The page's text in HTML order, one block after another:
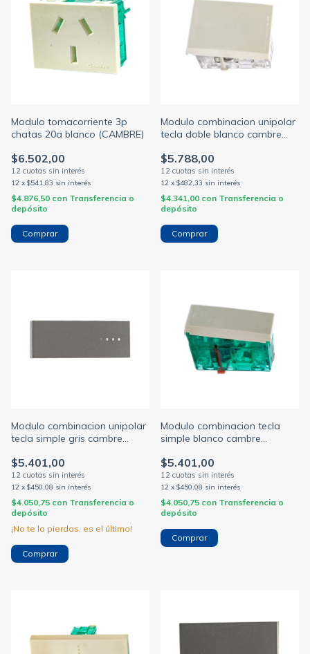
Modulo tomacorriente 3p
chatas 20a blanco (CAMBRE)
$6.502,00
12 x $541,83 sin interés
$4.876,50 con Transferencia o
depósito
Modulo combinacion unipolar
tecla doble blanco cambre
$5.788,00
12 x $482,33 sin interés
$4.341,00 con Transferencia o
depósito
Modulo combinacion unipolar
tecla simple gris cambre
$5.401,00
12 x $450,08 sin interés
$4.050,75 con Transferencia o
depósito
¡No te lo pierdas, es el último!
Modulo combinacion tecla
simple blanco cambre
$5.401,00
12 x $450,08 sin interés
$4.050,75 con Transferencia o
depósito